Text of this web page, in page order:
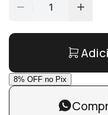
1